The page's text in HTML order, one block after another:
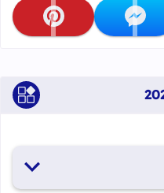
تابعنا على messenger تابعنا على pinterest